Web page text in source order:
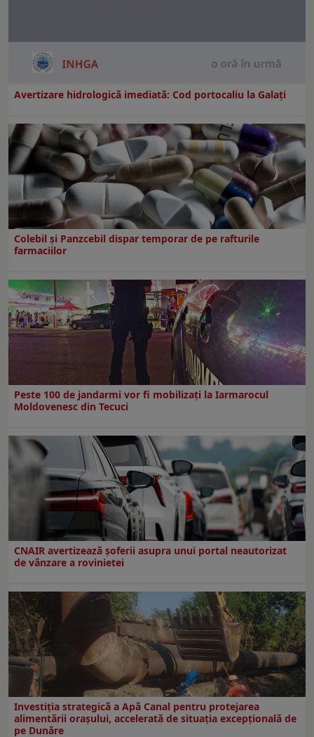
Avertizare hidrologică imediată: Cod portocaliu la Galaţi
Colebil și Panzcebil dispar temporar de pe rafturile
farmaciilor
Peste 100 de jandarmi vor fi mobilizați la Iarmarocul
Moldovenesc din Tecuci
CNAIR avertizează șoferii asupra unui portal neautorizat
de vânzare a rovinietei
Investiția strategică a Apă Canal pentru protejarea
alimentării orașului, accelerată de situația excepțională de
pe Dunăre